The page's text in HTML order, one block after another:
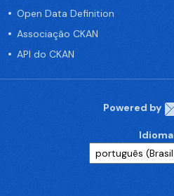
Open Data Definition
Associação CKAN
API do CKAN
Powered by
Idioma